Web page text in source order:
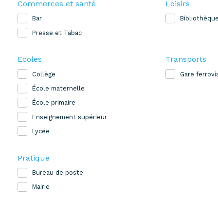
Commerces et santé
Bar
Presse et Tabac
Loisirs
Bibliothèque
Ecoles
Collège
École maternelle
École primaire
Enseignement supérieur
Lycée
Transports
Gare
Pratique
Bureau de poste
Mairie